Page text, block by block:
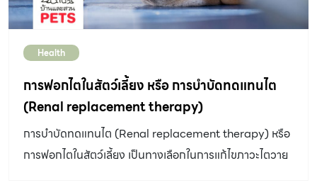
Health
การฟอกไตในสัตว์เลี้ยง หรือ การบำบัดทดแทนไต
(Renal replacement therapy)
การบำบัดทดแทนไต (Renal replacement therapy) หรือ
การฟอกไตในสัตว์เลี้ยง เป็นทางเลือกในการแก้ไขภาวะไตวาย